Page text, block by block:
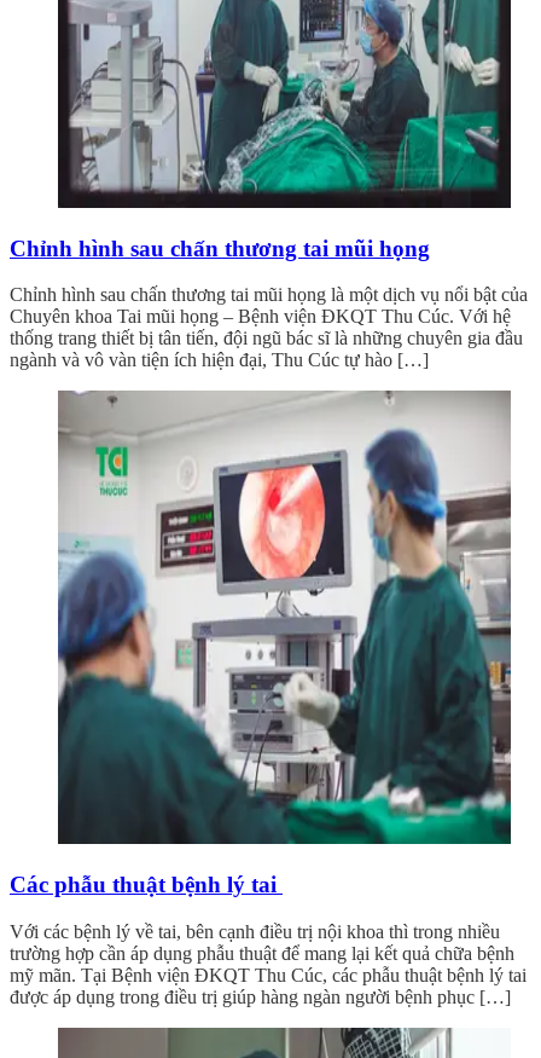
Chỉnh hình sau chấn thương tai mũi họng
Chỉnh hình sau chấn thương tai mũi họng là một dịch vụ nổi bật của
Chuyên khoa Tai mũi họng – Bệnh viện ĐKQT Thu Cúc. Với hệ
thống trang thiết bị tân tiến, đội ngũ bác sĩ là những chuyên gia đầu
ngành và vô vàn tiện ích hiện đại, Thu Cúc tự hào […]
Các phẫu thuật bệnh lý tai
Với các bệnh lý về tai, bên cạnh điều trị nội khoa thì trong nhiều
trường hợp cần áp dụng phẫu thuật để mang lại kết quả chữa bệnh
mỹ mãn. Tại Bệnh viện ĐKQT Thu Cúc, các phẫu thuật bệnh lý tai
được áp dụng trong điều trị giúp hàng ngàn người bệnh phục […]